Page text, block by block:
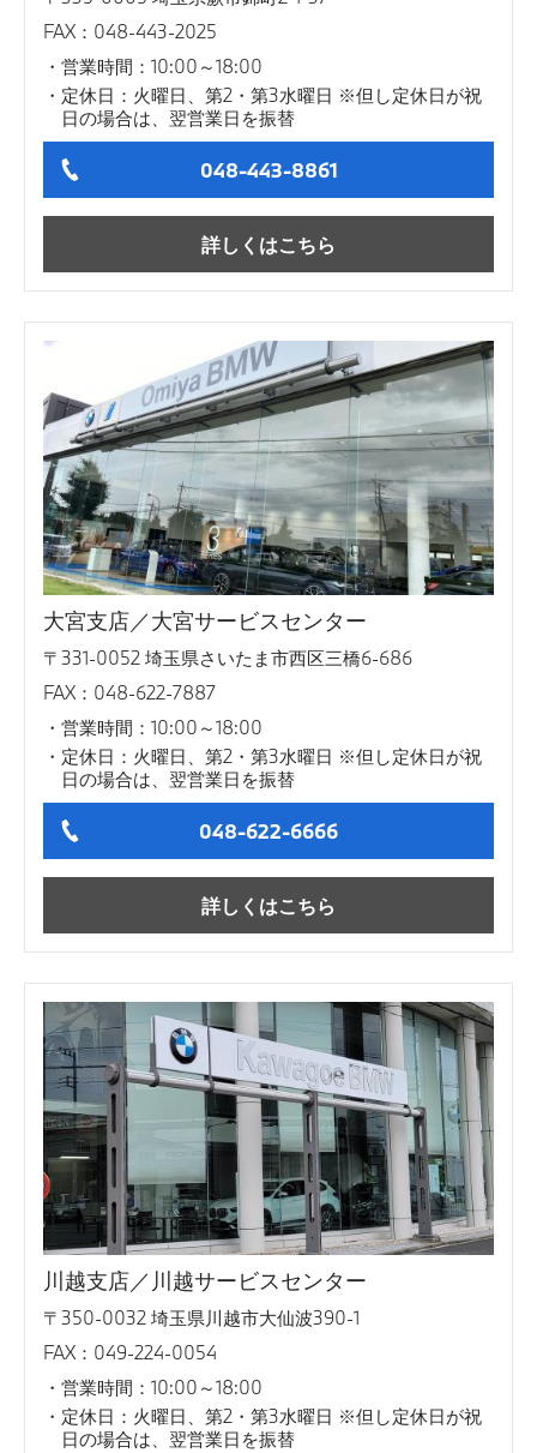
FAX：048-443-2025
営業時間：10:00～18:00
定休日：火曜日、第2・第3水曜日 ※但し定休日が祝
日の場合は、翌営業日を振替
048-443-8861
詳しくはこちら
大宮支店／大宮サービスセンター
〒331-0052 埼玉県さいたま市西区三橋6-686
FAX：048-622-7887
営業時間：10:00～18:00
定休日：火曜日、第2・第3水曜日 ※但し定休日が祝
日の場合は、翌営業日を振替
048-622-6666
詳しくはこちら
川越支店／川越サービスセンター
〒350-0032 埼玉県川越市大仙波390-1
FAX：049-224-0054
営業時間：10:00～18:00
定休日：火曜日、第2・第3水曜日 ※但し定休日が祝
日の場合は、翌営業日を振替